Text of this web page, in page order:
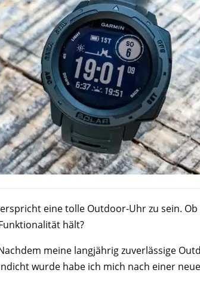
eine tolle Outdoor-Uhr zu sein.
hält?
meine langjährig zuverlässige
wurde habe ich mich nach einer